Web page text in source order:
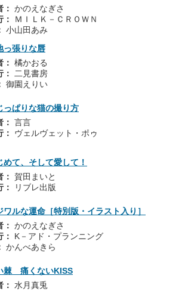
： かのえなぎさ
：
ＭＩＬＫ－ＣＲＯＷＮ
小山田あみ
っ張りな唇
： 橘かおる
： 二見書房
御園えりい
っぱりな猫の撮り方
： 言言
：
ヴェルヴェット・ポゥ
めて、そして愛して！
： 賀田まいと
：
リブレ出版
ワルな運命［特別版・イラスト入り］
： かのえなぎさ
：
K－アド・プランニング
かんべあきら
棘 痛くないKISS
： 水月真兎